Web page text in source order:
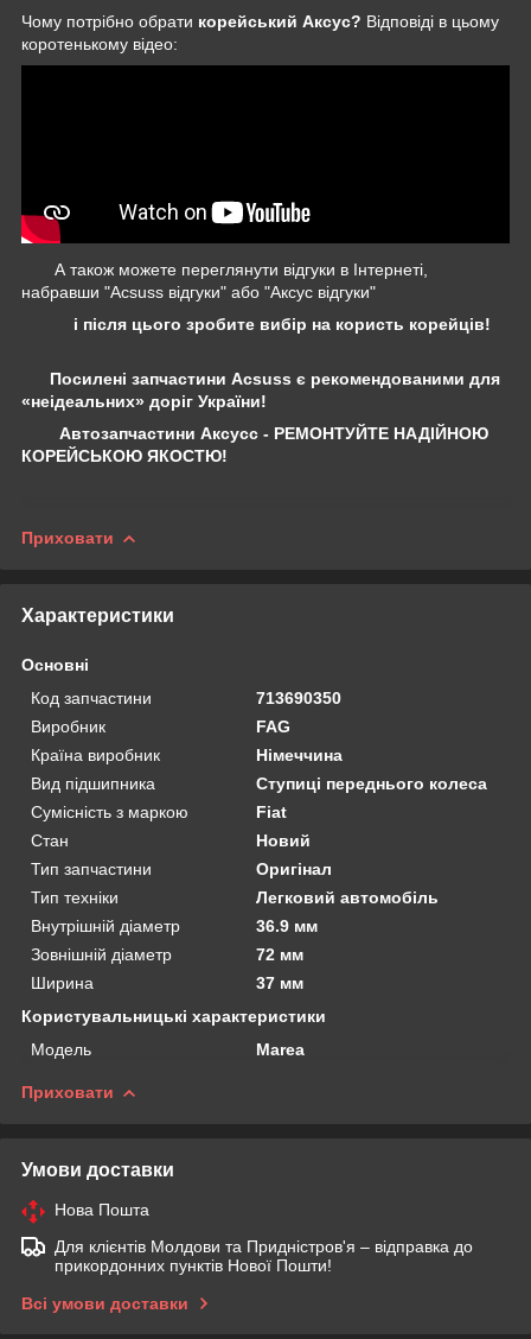
Чому потрібно обрати корейський Аксус? Відповіді в цьому
коротенькому відео:
А також можете переглянути відгуки в Інтернеті,
набравши "Acsuss відгуки" або "Аксус відгуки"
і після цього зробите вибір на користь корейців!
Посилені запчастини Acsuss є рекомендованими для
«неідеальних» доріг України!
Автозапчастини Аксусс - РЕМОНТУЙТЕ НАДІЙНОЮ
КОРЕЙСЬКОЮ ЯКОСТЮ!
Приховати
Характеристики
Основні
Код запчастини
713690350
Виробник
FAG
Країна виробник
Німеччина
Вид підшипника
Ступиці переднього колеса
Сумісність з маркою
Fiat
Стан
Новий
Тип запчастини
Оригінал
Тип техніки
Легковий автомобіль
Внутрішній діаметр
36.9 мм
Зовнішній діаметр
72 мм
Ширина
37 мм
Користувальницькі характеристики
Мoдель
Marea
Приховати
Умови доставки
Нова Пошта
Для клієнтів Молдови та Придністров'я – відправка до
прикордонних пунктів Нової Пошти!
Всі умови доставки